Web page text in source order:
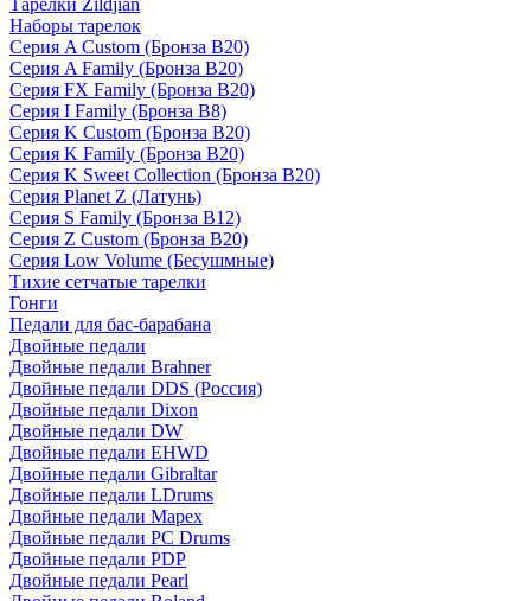
Тарелки Zildjian
Наборы тарелок
Серия A Custom (Бронза B20)
Серия A Family (Бронза B20)
Серия FX Family (Бронза B20)
Серия I Family (Бронза B8)
Серия K Custom (Бронза B20)
Серия K Family (Бронза B20)
Серия K Sweet Collection (Бронза B20)
Серия Planet Z (Латунь)
Серия S Family (Бронза B12)
Серия Z Custom (Бронза B20)
Серия Low Volume (Бесушмные)
Тихие сетчатые тарелки
Гонги
Педали для бас-барабана
Двойные педали
Двойные педали Brahner
Двойные педали DDS (Россия)
Двойные педали Dixon
Двойные педали DW
Двойные педали EHWD
Двойные педали Gibraltar
Двойные педали LDrums
Двойные педали Mapex
Двойные педали PC Drums
Двойные педали PDP
Двойные педали Pearl